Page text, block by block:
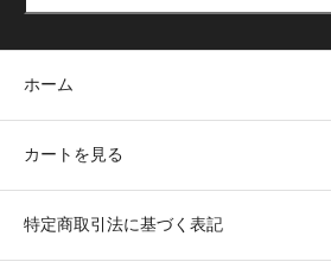
ホーム
カートを見る
特定商取引法に基づく表記